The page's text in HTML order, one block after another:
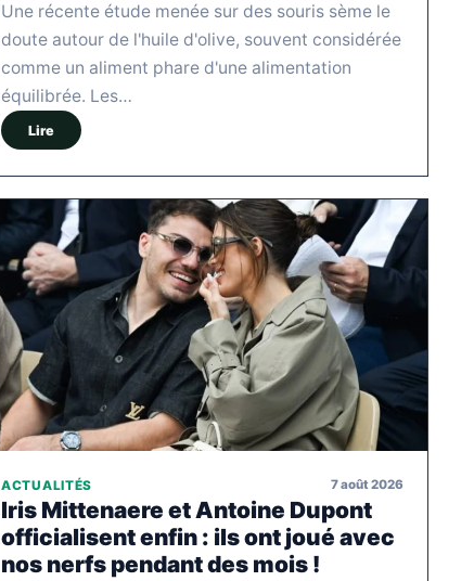
Une récente étude menée sur des souris sème le
doute autour de l'huile d'olive, souvent considérée
comme un aliment phare d'une alimentation
équilibrée. Les…
Lire
ACTUALITÉS 7 août 2026
Iris Mittenaere et Antoine Dupont
officialisent enfin : ils ont joué avec
nos nerfs pendant des mois !